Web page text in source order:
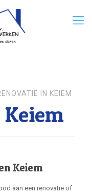
IN KEIEM
Keiem
aan een renovatie of